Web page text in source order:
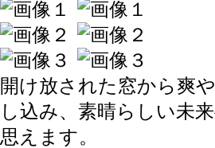
開け放された窓から爽
し込み、素晴らしい未
思えます。